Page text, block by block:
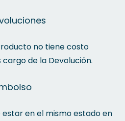
no tiene costo
de la Devolución.
estar en el mismo estado en